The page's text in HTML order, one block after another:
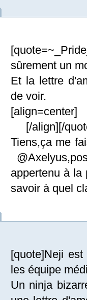
sûrement un
Et la lettre
de voir.
[/align][/
Tiens,ça
appertenu à
savoir à quel
[quote]Neji
les équipe
Un ninja